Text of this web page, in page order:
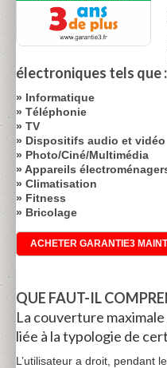
électroniques tels que :
» Informatique
» Téléphonie
» TV
» Dispositifs audio et vidéo
» Photo/Ciné/Multimédia
» Appareils
» Climatisation
» Fitness
» Bricolage
ACHETER GARANTIE3
QUE FAUT-IL
La couverture
liée à la typologie de
L’utilisateur a droit, pendant